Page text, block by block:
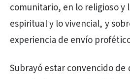
comunitario, en lo religioso y
espiritual y lo vivencial, y
experiencia de envío
Subrayó estar convencido de